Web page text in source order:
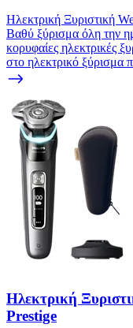
Ηλεκτρική Ξυριστική
Βαθύ ξύρισμα όλη την
κορυφαίες ηλεκτρικές
στο ηλεκτρικό ξύρισμα
Ηλεκτρική
Prestige